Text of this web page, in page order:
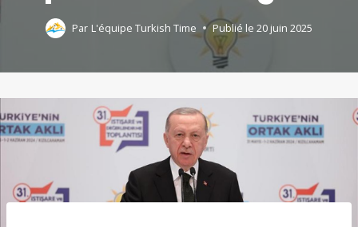
Par L'équipe Turkish Time Publié le 20 juin 2025